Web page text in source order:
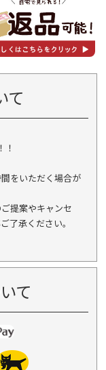
て
！
をいただく場合が
提案やキャンセ
了承ください。
て